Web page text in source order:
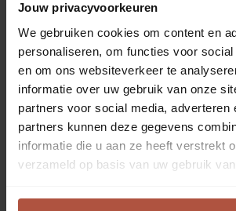
Jouw privacyvoorkeuren
We gebruiken cookies om content en
personaliseren, om functies voor
en om ons websiteverkeer te
informatie over uw gebruik van onze
partners voor social media, adverteren
partners kunnen deze gegevens
informatie die u aan ze heeft verstrekt
verzameld op basis van uw gebruik
Antraciet
maat gemaakt
Bij Roobol maken we gordijnen
wilt. Wil je graag inslagringen aan een